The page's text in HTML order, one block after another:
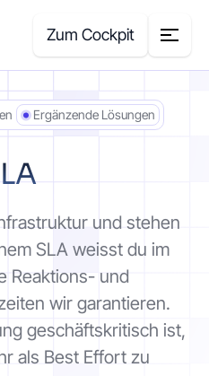
Zum Cockpit
Ergänzende Lösungen
und stehen
SLA weisst du im
Reaktions- und
wir garantieren.
geschäftskritisch ist,
als Best Effort zu